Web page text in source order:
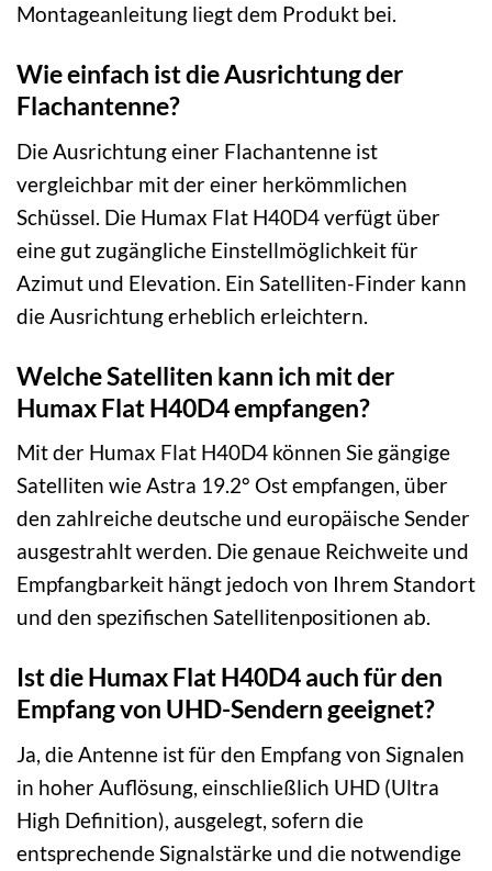
Montageanleitung liegt dem Produkt bei.
Wie einfach ist die Ausrichtung der
Flachantenne?
Die Ausrichtung einer Flachantenne ist
vergleichbar mit der einer herkömmlichen
Schüssel. Die Humax Flat H40D4 verfügt über
eine gut zugängliche Einstellmöglichkeit für
Azimut und Elevation. Ein Satelliten-Finder kann
die Ausrichtung erheblich erleichtern.
Welche Satelliten kann ich mit der
Humax Flat H40D4 empfangen?
Mit der Humax Flat H40D4 können Sie gängige
Satelliten wie Astra 19.2° Ost empfangen, über
den zahlreiche deutsche und europäische Sender
ausgestrahlt werden. Die genaue Reichweite und
Empfangbarkeit hängt jedoch von Ihrem Standort
und den spezifischen Satellitenpositionen ab.
Ist die Humax Flat H40D4 auch für den
Empfang von UHD-Sendern geeignet?
Ja, die Antenne ist für den Empfang von Signalen
in hoher Auflösung, einschließlich UHD (Ultra
High Definition), ausgelegt, sofern die
entsprechende Signalstärke und die notwendige